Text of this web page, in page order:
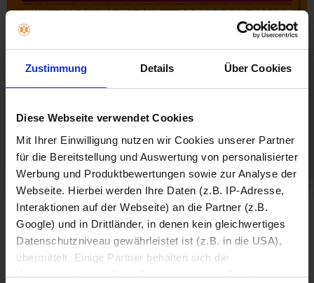
Zustimmung Details Über Cookies
Diese Webseite verwendet Cookies
Mit Ihrer Einwilligung nutzen wir Cookies unserer Partner
für die Bereitstellung und Auswertung von personalisierter
Werbung und Produktbewertungen sowie zur Analyse der
Webseite. Hierbei werden Ihre Daten (z.B. IP-Adresse,
Interaktionen auf der Webseite) an die Partner (z.B.
Google) und in Drittländer, in denen kein gleichwertiges
Datenschutzniveau gewährleistet ist (z.B. in die USA),
übermittelt. Einige Partner behalten sich die
Weiterverarbeitung Ihrer Daten zu eigenen Zwecken vor